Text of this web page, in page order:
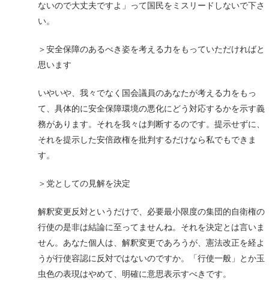
ないので大丈夫ですよ」って国民をミスリードしないで下さ
い。
＞安全保障のあるべき姿を考える力をもっていただければと
思います
いやいや、我々でなく国会議員のあなたが考える力をもっ
て、具体的に安全保障環境の悪化にどう対応するかを示す義
務があります。それを我々は判断するのです。提示せずに、
それを提示した安倍政権を批判するだけなら私でもできま
す。
＞党としての見解を決定
解釈変更反対というだけで、必要最小限度の集団的自衛権の
行使の是非は結論に至ってませんね。それを決定とは言いま
せん。あなた個人は、解釈変更であろうが、憲法改正を経よ
うが行使容認に反対ではないのですか。「行使一般」とか玉
虫色の表現はやめて、明確に意思表示すべきです。